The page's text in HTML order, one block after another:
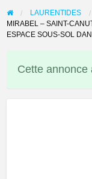
LAURENTIDES
MIRABEL – SAINT-
ESPACE SOUS-SOL
Cette annonce